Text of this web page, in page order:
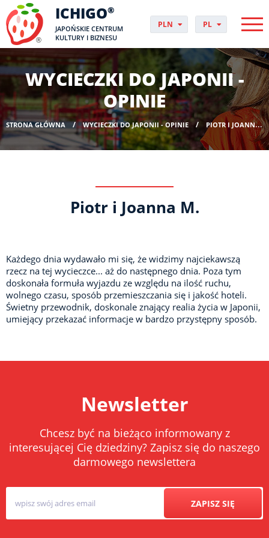
ICHIGO®
JAPOŃSKIE CENTRUM
KULTURY I BIZNESU
PLN
USD
CHF
DKK
NOK
SEK
HUF
PL
DA
DE
EN
ES
FR
HR
HU
UK
WYCIECZKI DO JAPONII -
OPINIE
STRONA GŁÓWNA WYCIECZKI DO JAPONII - OPINIE PIOTR I JOANNA M.
Piotr i Joanna M.
Każdego dnia wydawało mi się, że widzimy najciekawszą
rzecz na tej wycieczce... aż do następnego dnia. Poza tym
doskonała formuła wyjazdu ze względu na ilość ruchu,
wolnego czasu, sposób przemieszczania się i jakość hoteli.
Świetny przewodnik, doskonale znający realia życia w Japonii,
umiejący przekazać informacje w bardzo przystępny sposób.
Newsletter
Chcesz być na bieżąco informowany z
interesującej Cię dziedziny? Zapisz się do naszego
darmowego newslettera
ZAPISZ SIĘ